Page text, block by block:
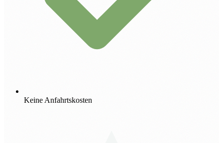
Keine Anfahrtskosten